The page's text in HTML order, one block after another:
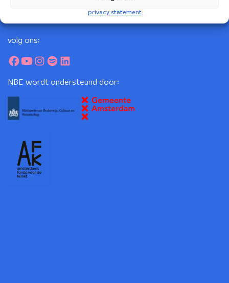
privacy statement
volg ons:
NBE wordt ondersteund door: